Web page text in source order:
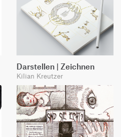
Darstellen | Zeichnen
Kilian Kreutzer